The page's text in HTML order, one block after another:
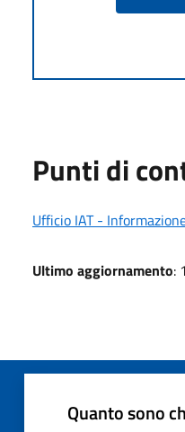
Punti di
Ufficio IAT -
Ultimo aggiornamento:
Quanto sono